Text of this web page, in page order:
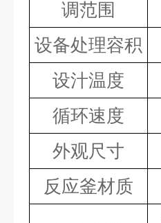
调范围
设备处理容积
设汁温度
循环速度
外观尺寸
反应釜材质